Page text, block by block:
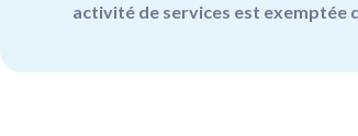
activité de services est exemptée